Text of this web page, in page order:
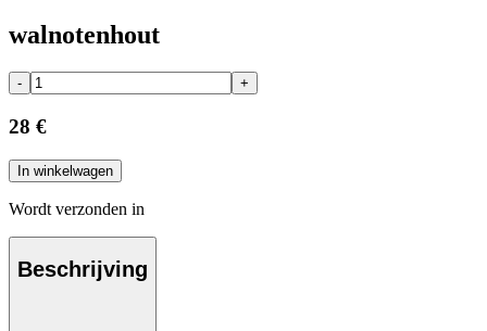
walnotenhout
- +
28 €
In winkelwagen
Wordt verzonden in
Beschrijving